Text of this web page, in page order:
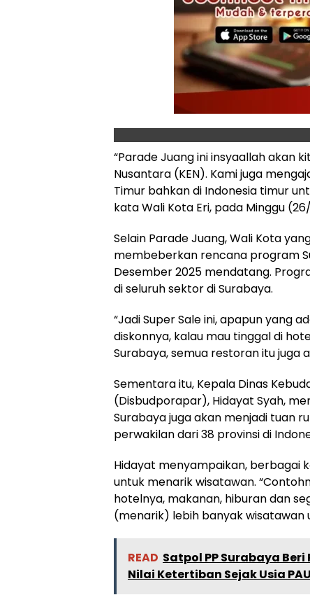
“Parade Juang ini insyaallah akan
Nusantara (KEN). Kami juga
Timur bahkan di Indonesia timur
kata Wali Kota Eri, pada Minggu
Selain Parade Juang, Wali Kota
membeberkan rencana program
Desember 2025 mendatang.
di seluruh sektor di Surabaya.
“Jadi Super Sale ini, apapun yang
diskonnya, kalau mau tinggal di
Surabaya, semua restoran itu juga
Sementara itu, Kepala Dinas
(Disbudporapar), Hidayat Syah,
Surabaya juga akan menjadi tuan
perwakilan dari 38 provinsi di
Hidayat menyampaikan, berbagai
untuk menarik wisatawan.
hotelnya, makanan, hiburan dan
(menarik) lebih banyak wisatawan
READ Satpol PP Surabaya
Nilai Ketertiban Sejak Usia